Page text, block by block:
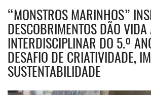
“MONSTROS MARINHOS”
DESCOBRIMENTOS DÃO VIDA
INTERDISCIPLINAR DO 5.º
DESAFIO DE CRIATIVIDADE,
SUSTENTABILIDADE